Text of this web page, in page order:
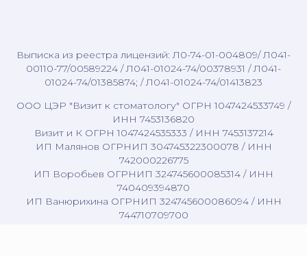
Выписка из реестра лицензий: Л0-74-01-004809/ Л041-
00110-77/00589224 / Л041-01024-74/00378931 / Л041-
01024-74/01385874; / Л041-01024-74/01413823
ООО ЦЭР "Визит к стоматологу" ОГРН 1047424533749 /
ИНН 7453136820
Визит и К ОГРН 1047424535333 / ИНН 7453137214
ИП Малянов ОГРНИП 304745322300078 / ИНН
742000226775
ИП Воробьев ОГРНИП 324745600085314 / ИНН
740409394870
ИП Ванюрихина ОГРНИП 324745600086094 / ИНН
744710709700